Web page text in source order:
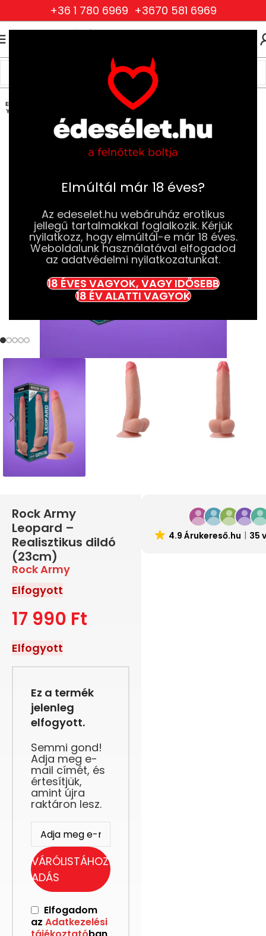
Elmúltál már 18 éves?
Az edeselet.hu webáruház erotikus
jellegű tartalmakkal foglalkozik. Kérjük
nyilatkozz, hogy elmúltál-e már 18 éves.
Weboldalunk használatával elfogadod
az adatvédelmi nyilatkozatunkat.
18 ÉVES VAGYOK, VAGY IDŐSEBB
18 ÉV ALATTI VAGYOK
+36 1 780 6969 +3670 581 6969
Szexjátékok Dildók
Realisztikus Dildók
ELFOG
YOTT
Rock Army
Leopard –
Realisztikus dildó
(23cm)
Rock Army
Elfogyott
17 990 Ft
Elfogyott
Ez a termék
jelenleg
elfogyott.
Semmi gond!
Adja meg e-
mail címét, és
értesítjük,
amint újra
raktáron lesz.
VÁRÓLISTÁHOZ
ADÁS
Elfogadom
az Adatkezelési
4.9 Árukereső.hu 35